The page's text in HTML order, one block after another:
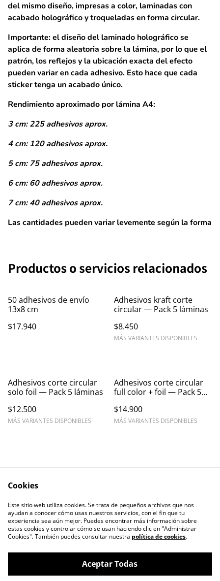
del mismo diseño, impresas a color, laminadas con
acabado holográfico y troqueladas en forma circular.
Importante:el diseño del laminado holográfico se
aplica de forma aleatoria sobre la lámina, por lo que el
patrón, los reflejos y la ubicación exacta del efecto
pueden variar en cada adhesivo. Esto hace que cada
sticker tenga un acabado único.
Rendimiento aproximado por lámina A4:
3 cm: 225 adhesivos aprox.
4 cm: 120 adhesivos aprox.
5 cm: 75 adhesivos aprox.
6 cm: 60 adhesivos aprox.
7 cm: 40 adhesivos aprox.
Las cantidades pueden variar levemente según la forma
Productos o servicios relacionados
50 adhesivos de envío
13x8 cm
$17.940
Adhesivos kraft corte
circular — Pack 5 láminas
$8.450
MÁS VARIANTES DISPONIBLES
Adhesivos corte circular
solo foil — Pack 5 láminas
$12.500
MÁS VARIANTES DISPONIBLES
Adhesivos corte circular
full color + foil — Pack 5
$14.900
MÁS VARIANTES DISPONIBLES
Contáctanos
©2026
CAJITA LLENA, EMPAQUES PARA TÚ
EMPRENDIMIENTO.
Cookies
Este sitio web utiliza cookies. Se trata de pequeños archivos que nos
ayudan a conocer cómo usas nuestros servicios, con el fin que tu
experiencia sea aún mejor. Puedes encontrar más información sobre
estas cookies y controlar cómo se usan haciendo clic en "Administrar
Cookies". También puedes consultar nuestra política de cookies.
Aceptar Todas